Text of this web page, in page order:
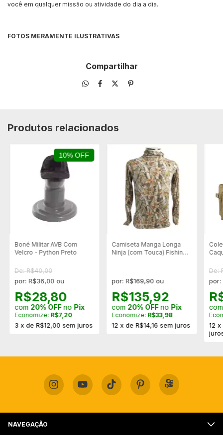
você em qualquer missão ou atividade do dia a dia.
FOTOS MERAMENTE ILUSTRATIVAS
Compartilhar
Produtos relacionados
10% OFF
Boné Militar AVB Com
Velcro - Python Preto
De: R$40,00
por: R$36,00 ou
R$28,80
com 20% OFFno Pix
Economize: R$7,20
3 x de R$12,00 sem juros
Camiseta Manga Longa
Ninja (com Touca) Fishing
por: R$169,90 ou
R$135,92
com 20% OFFno Pix
Economize: R$33,98
12 xdeR$14,16 sem juros
De:
por:
12 x
NAVEGAÇÃO